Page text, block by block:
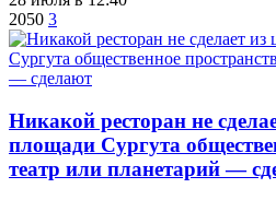
2050 3
​Никакой ресторан не
площади Сургута
театр или планетарий —